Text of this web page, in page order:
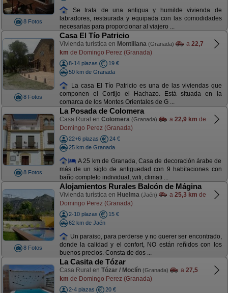
8 Fotos
Se trata de una antigua y humilde vivienda de
labradores, restaurada y equipada con las comodidades
necesarias para proporcionar al viajero ...
8 Fotos
Casa El Tío Patricio
Vivienda turística en Montillana (Granada) a 22,7
km de Domingo Perez (Granada)
8-14 plazas
19 €
50 km de Granada
La casa El Tío Patricio es una de las viviendas que
componen el Cortijo el Hachazo. Está situada en la
comarca de los Montes Orientales de G ...
8 Fotos
La Posada de Colomera
Casa Rural en Colomera (Granada) a 22,9 km de
Domingo Perez (Granada)
22+6 plazas
24 €
25 km de Granada
A 25 km de Granada, Casa de decoración árabe de
más de un siglo de antiguedad con 9 habitaciones con
baño completo individual, wifi, climati ...
8 Fotos
Alojamientos Rurales Balcón de Mágina
Vivienda turística en Huelma (Jaén) a 25,3 km de
Domingo Perez (Granada)
2-10 plazas
15 €
62 km de Jaén
Un paraiso, para perderse y no querer ser encontrado,
donde la calidad y el confort, NO están reñidos con los
buenos precios. Consta de dos ...
La Casita de Tózar
Casa Rural en Tózar / Moclín (Granada) a 27,5
km de Domingo Perez (Granada)
2-4 plazas
20 €